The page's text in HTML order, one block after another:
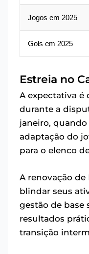
Jogos em 2025
Gols em 2025
Estreia no
A expectativa é
durante a
janeiro,
adaptação do
para o elenco
A renovação
blindar seus
gestão de base
resultados
transição